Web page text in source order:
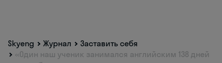
Skyeng Журнал
Заставить себя
«Один наш ученик занимался английским 138 дней